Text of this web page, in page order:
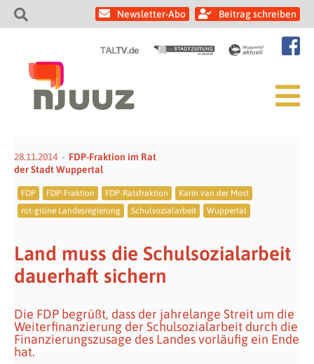
Newsletter-Abo Beitrag schreiben
28.11.2014
FDP-Fraktion im Rat
der Stadt Wuppertal
FDP FDP-Fraktion FDP-Ratsfraktion
Karin van der Most
rot-grüne Landesregierung
Schulsozialarbeit Wuppertal
Land muss die Schulsozialarbeit
dauerhaft sichern
Die FDP begrüßt, dass der jahrelange Streit um die
Weiterfinanzierung der Schulsozialarbeit durch die
Finanzierungszusage des Landes vorläufig ein Ende
hat.